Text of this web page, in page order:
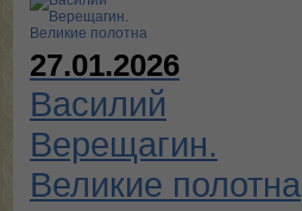
27.01.2026
Василий
Верещагин.
Великие полотна